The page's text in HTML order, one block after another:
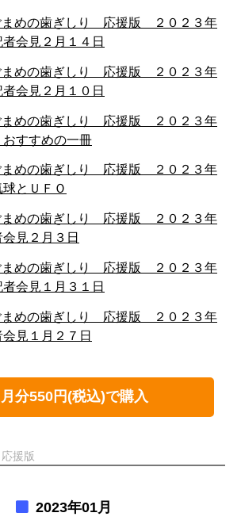
まめの歯ぎしり 応援版 ２０２３年
会見２月１４日
まめの歯ぎしり 応援版 ２０２３年
会見２月１０日
まめの歯ぎしり 応援版 ２０２３年
すすめの一冊
まめの歯ぎしり 応援版 ２０２３年
とＵＦＯ
まめの歯ぎしり 応援版 ２０２３年
見２月３日
まめの歯ぎしり 応援版 ２０２３年
会見１月３１日
まめの歯ぎしり 応援版 ２０２３年
見１月２７日
分550円(税込)で購入
援版
2023年01月